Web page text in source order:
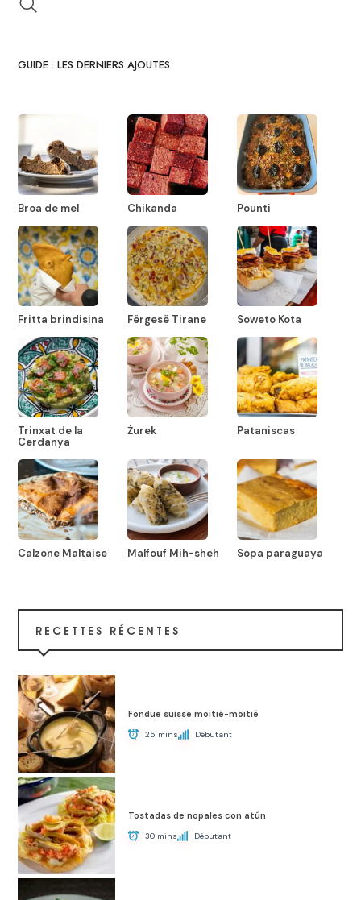
GUIDE : LES DERNIERS AJOUTES
Broa de mel Chikanda Pounti
Fritta brindisina Fërgesë Tirane Soweto Kota
Trinxat de la
Cerdanya
Żurek Pataniscas
Calzone Maltaise Malfouf Mih-sheh Sopa paraguaya
RECETTES RÉCENTES
Fondue suisse moitié-moitié
25 mins Débutant
Tostadas de nopales con atún
30 mins Débutant